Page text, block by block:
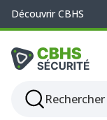
Découvrir CBHS